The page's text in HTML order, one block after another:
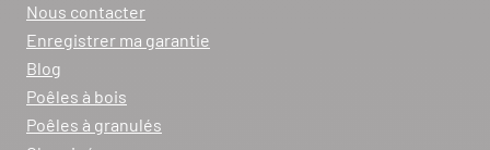
Nous contacter
Enregistrer ma garantie
Blog
Poêles à bois
Poêles à granulés